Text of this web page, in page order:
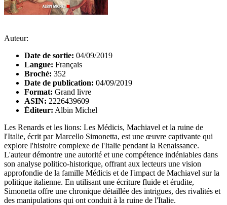
Auteur:
Date de sortie: 04/09/2019
Langue: Français
Broché: 352
Date de publication: 04/09/2019
Format: Grand livre
ASIN: 2226439609
Éditeur: Albin Michel
Les Renards et les lions: Les Médicis, Machiavel et la ruine de
l'Italie, écrit par Marcello Simonetta, est une œuvre captivante qui
explore l'histoire complexe de l'Italie pendant la Renaissance.
L'auteur démontre une autorité et une compétence indéniables dans
son analyse politico-historique, offrant aux lecteurs une vision
approfondie de la famille Médicis et de l'impact de Machiavel sur la
politique italienne. En utilisant une écriture fluide et érudite,
Simonetta offre une chronique détaillée des intrigues, des rivalités et
des manipulations qui ont conduit à la ruine de l'Italie.